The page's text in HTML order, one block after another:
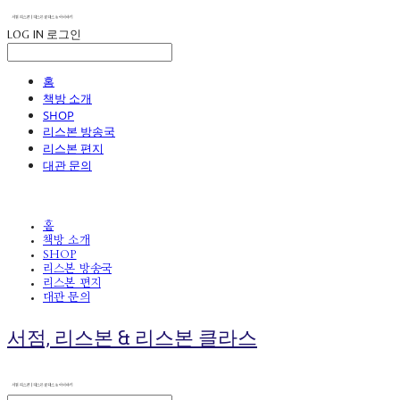
LOG IN 로그인
홈
책방 소개
SHOP
리스본 방송국
리스본 편지
대관 문의
홈
책방 소개
SHOP
리스본 방송국
리스본 편지
대관 문의
서점, 리스본 & 리스본 클라스